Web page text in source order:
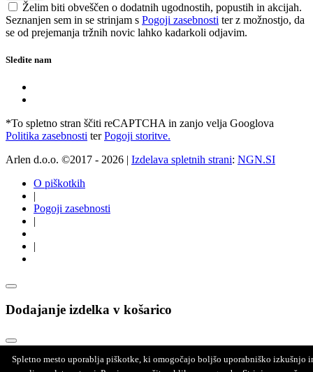
Želim biti obveščen o dodatnih ugodnostih, popustih in akcijah.
Seznanjen sem in se strinjam s Pogoji zasebnosti ter z možnostjo, da
se od prejemanja tržnih novic lahko kadarkoli odjavim.
Sledite nam
*To spletno stran ščiti reCAPTCHA in zanjo velja Googlova
Politika zasebnosti terPogoji storitve.
Arlen d.o.o. ©2017 - 2026 | Izdelava spletnih strani: NGN.SI
O piškotkih
|
Pogoji zasebnosti
|
|
Dodajanje izdelka v košarico
Opozorilo
Spletno mesto uporablja piškotke, ki omogočajo boljšo uporabniško izkušnjo